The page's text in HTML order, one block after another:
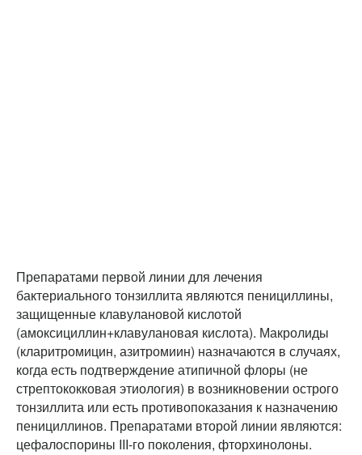
Препаратами первой линии для лечения
бактериального тонзиллита являются пенициллины,
защищенные клавулановой кислотой
(амоксициллин+клавулановая кислота). Макролиды
(кларитромицин, азитромиин) назначаются в случаях,
когда есть подтверждение атипичной флоры (не
стрептококковая этиология) в возникновении острого
тонзиллита или есть противопоказания к назначению
пенициллинов. Препаратами второй линии являются:
цефалоспорины III-го поколения, фторхинолоны.